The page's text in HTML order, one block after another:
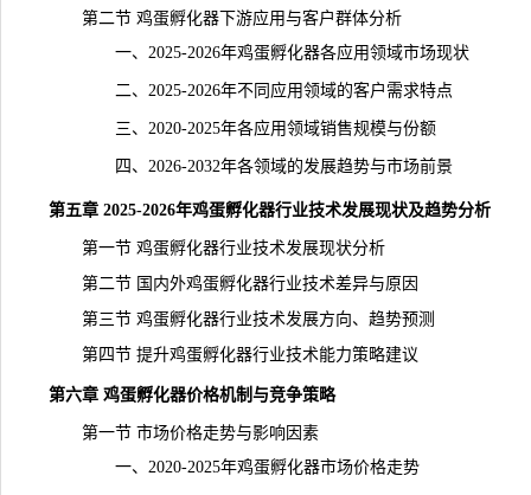
第二节 鸡蛋孵化器下游应用与客户群体分析
一、2025-2026年鸡蛋孵化器各应用领域市场现状
二、2025-2026年不同应用领域的客户需求特点
三、2020-2025年各应用领域销售规模与份额
四、2026-2032年各领域的发展趋势与市场前景
第五章 2025-2026年鸡蛋孵化器行业技术发展现状及趋势分析
第一节 鸡蛋孵化器行业技术发展现状分析
第二节 国内外鸡蛋孵化器行业技术差异与原因
第三节 鸡蛋孵化器行业技术发展方向、趋势预测
第四节 提升鸡蛋孵化器行业技术能力策略建议
第六章 鸡蛋孵化器价格机制与竞争策略
第一节 市场价格走势与影响因素
一、2020-2025年鸡蛋孵化器市场价格走势